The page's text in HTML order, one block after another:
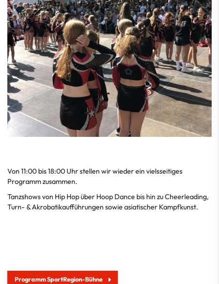
Von 11:00 bis 18:00 Uhr stellen wir wieder ein vielsseitiges
Programm zusammen.
Tanzshows von Hip Hop über Hoop Dance bis hin zu Cheerleading,
Turn- & Akrobatikaufführungen sowie asiatischer Kampfkunst.
Programm SportRegion-Bühne